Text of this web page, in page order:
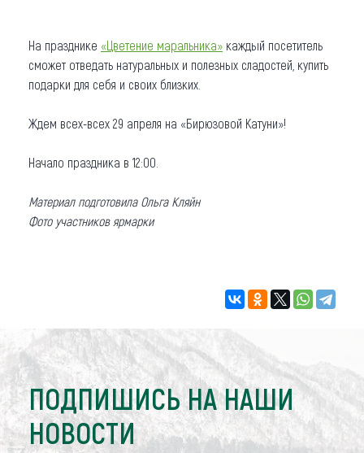
На празднике «Цветение маральника» каждый посетитель
сможет отведать натуральных и полезных сладостей, купить
подарки для себя и своих близких.
Ждем всех-всех 29 апреля на «Бирюзовой Катуни»!
Начало праздника в 12:00.
Материал подготовила Ольга Кляйн
Фото участников ярмарки
ПОДПИШИСЬ НА НАШИ
НОВОСТИ